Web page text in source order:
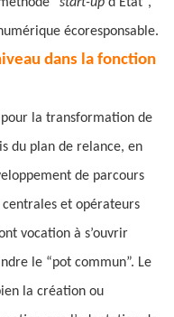
écoresponsable.
dans la fonction
la transformation de
du plan de relance, en
de parcours
et opérateurs
vocation à s’ouvrir
le “pot commun”. Le
la création ou